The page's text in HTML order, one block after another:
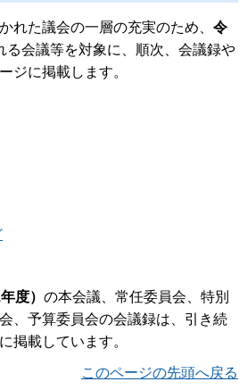
れた議会の一層の充実のため、 令
る会議等を対象に、順次、会議録や
ジに掲載します。
度） の本会議、常任委員会、特別
、予算委員会の会議録は、引き続
に掲載しています。
このページの先頭へ戻る